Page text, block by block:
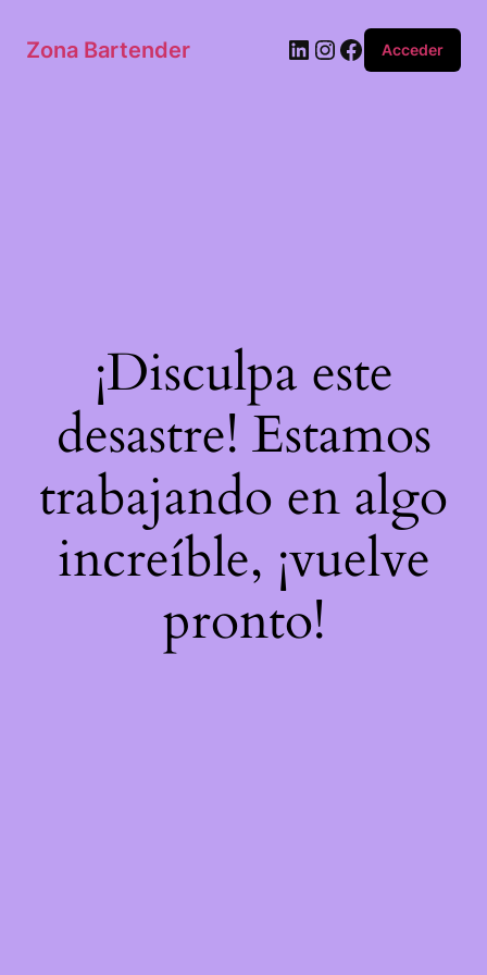
Zona Bartender Acceder
¡Disculpa este
desastre! Estamos
trabajando en algo
increíble, ¡vuelve
pronto!